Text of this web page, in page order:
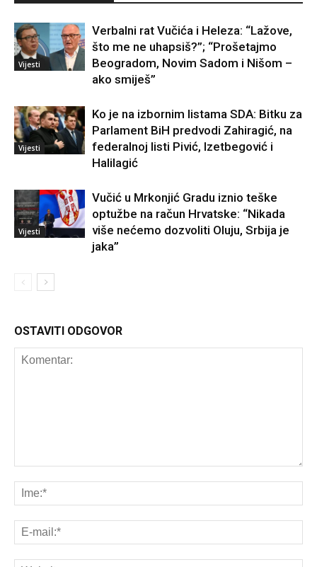
Vijesti
Verbalni rat Vučića i Heleza: “Lažove,
što me ne uhapsiš?”; “Prošetajmo
Beogradom, Novim Sadom i Nišom –
ako smiješ”
Vijesti
Ko je na izbornim listama SDA: Bitku za
Parlament BiH predvodi Zahiragić, na
federalnoj listi Pivić, Izetbegović i
Halilagić
Vijesti
Vučić u Mrkonjić Gradu iznio teške
optužbe na račun Hrvatske: “Nikada
više nećemo dozvoliti Oluju, Srbija je
jaka”
OSTAVITI ODGOVOR